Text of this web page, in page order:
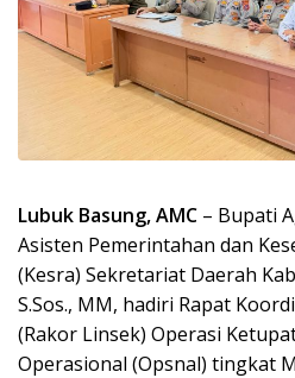
Lubuk Basung, AMC – Bupati
Asisten Pemerintahan dan
(Kesra) Sekretariat Daerah
S.Sos., MM, hadiri Rapat
(Rakor Linsek) Operasi
Operasional (Opsnal) tingkat